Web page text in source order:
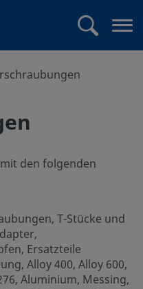
den folgenden
T-Stücke und
Ersatzteile
Alloy 400, Alloy 600,
Aluminium, Messing,